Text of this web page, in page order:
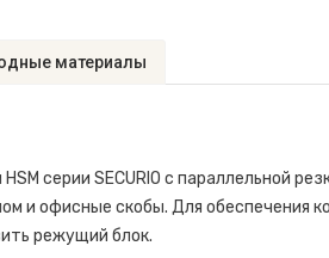
материалы
серии SECURIO с параллельной
и офисные скобы. Для
режущий блок.